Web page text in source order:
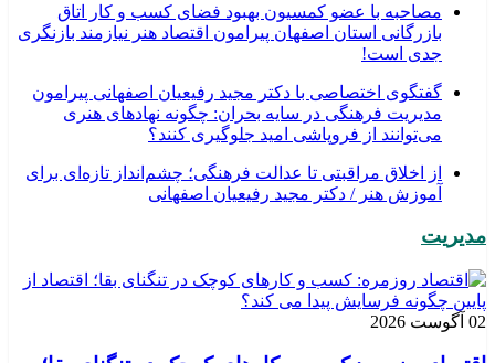
مصاحبه با عضو کمسیون بهبود فضای کسب و کار اتاق
بازرگانی استان اصفهان پیرامون اقتصاد هنر نیازمند بازنگری
جدی است!
گفتگوی اختصاصی با دکتر مجید رفیعیان اصفهانی پیرامون
مدیریت فرهنگی در سایه بحران: چگونه نهادهای هنری
می‌توانند از فروپاشی امید جلوگیری کنند؟
از اخلاق مراقبتی تا عدالت فرهنگی؛ چشم‌انداز تازه‌ای برای
آموزش هنر / دکتر مجید رفیعیان اصفهانی
مدیریت
02 آگوست 2026